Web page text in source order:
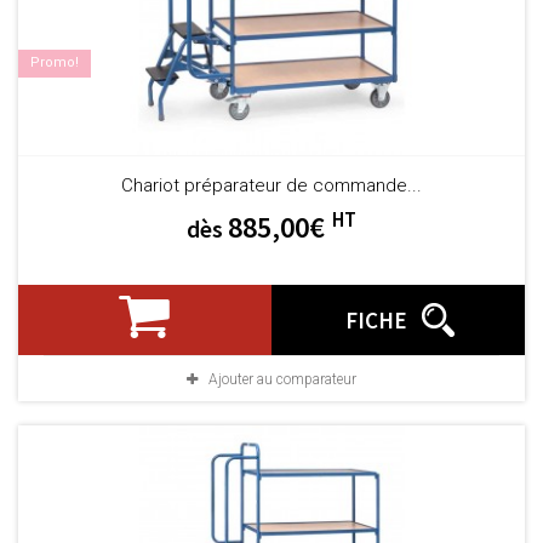
Promo!
Chariot préparateur de commande...
dès 885,00€ HT
FICHE
Ajouter au comparateur